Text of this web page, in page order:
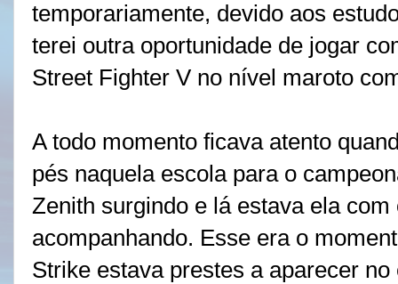
temporariamente, devido aos
terei outra oportunidade de jogar
Street Fighter V no nível maroto
A todo momento ficava atento
pés naquela escola para o
Zenith surgindo e lá estava ela com
acompanhando. Esse era o
Strike estava prestes a aparecer